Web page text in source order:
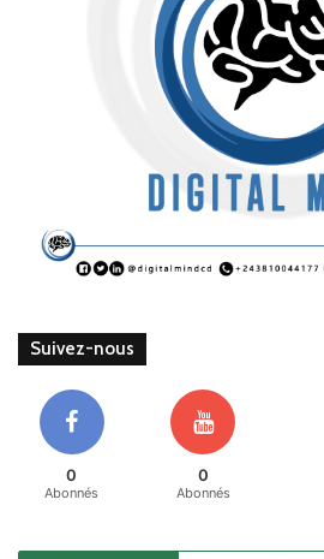
Suivez-nous
0
Abonnés
0
Abonnés